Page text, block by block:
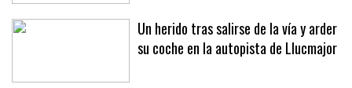
Un herido tras salirse de la vía y arder
su coche en la autopista de Llucmajor